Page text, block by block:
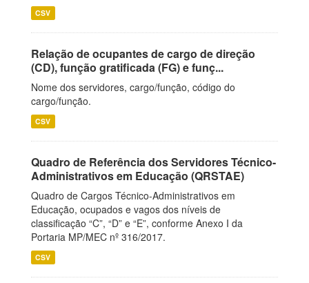
CSV
Relação de ocupantes de cargo de direção
(CD), função gratificada (FG) e funç...
Nome dos servidores, cargo/função, código do
cargo/função.
CSV
Quadro de Referência dos Servidores Técnico-
Administrativos em Educação (QRSTAE)
Quadro de Cargos Técnico-Administrativos em
Educação, ocupados e vagos dos níveis de
classificação “C”, “D” e “E”, conforme Anexo I da
Portaria MP/MEC nº 316/2017.
CSV